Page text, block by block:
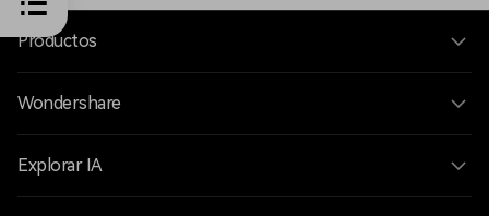
Productos
Wondershare
Explorar IA